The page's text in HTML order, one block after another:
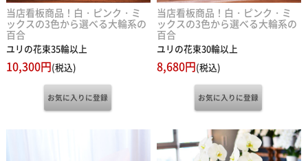
当店看板商品！白・ピンク・ミ
ックスの3色から選べる大輪系の
百合
ユリの花束35輪以上
10,300円(税込)
当店看板商品！白・ピンク・ミ
ックスの3色から選べる大輪系の
百合
ユリの花束30輪以上
8,680円(税込)